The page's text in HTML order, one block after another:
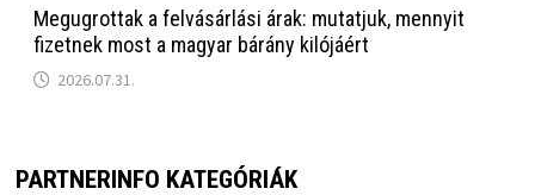
Megugrottak a felvásárlási árak: mutatjuk, mennyit
fizetnek most a magyar bárány kilójáért
2026.07.31.
PARTNERINFO KATEGÓRIÁK